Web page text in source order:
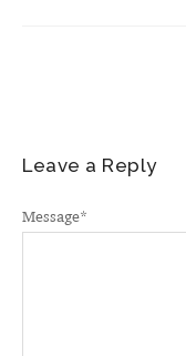
Leave a Reply
Message*